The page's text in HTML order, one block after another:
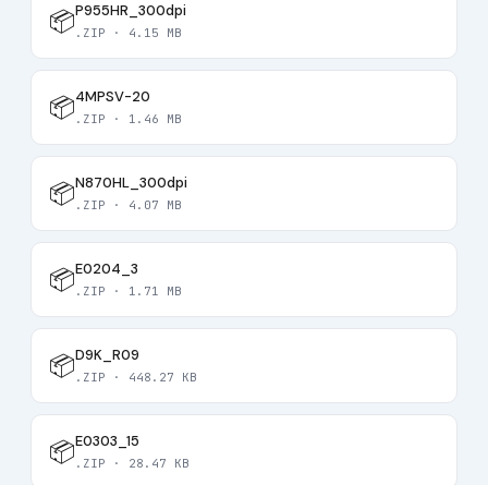
📦P955HR_300dpi
.ZIP · 4.15 MB
📦4MPSV-20
.ZIP · 1.46 MB
📦N870HL_300dpi
.ZIP · 4.07 MB
📦E0204_3
.ZIP · 1.71 MB
📦D9K_R09
.ZIP · 448.27 KB
📦E0303_15
.ZIP · 28.47 KB